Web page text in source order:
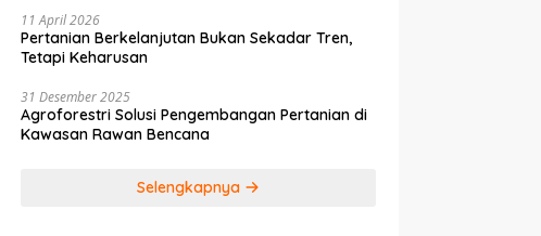
11 April 2026
Pertanian Berkelanjutan Bukan Sekadar Tren,
Tetapi Keharusan
31 Desember 2025
Agroforestri Solusi Pengembangan Pertanian di
Kawasan Rawan Bencana
Selengkapnya